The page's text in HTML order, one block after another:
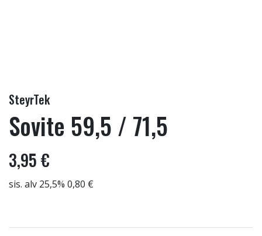
SteyrTek
Sovite 59,5 / 71,5
3,95 €
sis. alv 25,5% 0,80 €